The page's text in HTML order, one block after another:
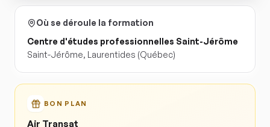
Où se déroule la formation
Centre d'études professionnelles Saint-Jérôme
Saint-Jérôme, Laurentides (Québec)
BON PLAN
Air Transat